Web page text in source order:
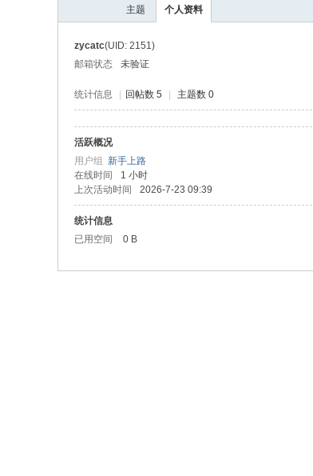
主题 个人资料
zycatc(UID: 2151)
邮箱状态
未验证
统计信息 回帖数 5 主题数 0
活跃概况
用户组 新手上路
在线时间
1 小时
上次活动时间
2026-7-23 09:39
统计信息
已用空间
0 B